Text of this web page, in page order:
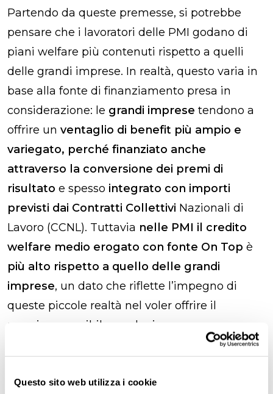
Questo sito web utilizza i cookie
Partendo da queste premesse, si potrebbe
pensare che i lavoratori delle PMI godano di
piani welfare più contenuti rispetto a quelli
delle grandi imprese. In realtà, questo varia in
base alla fonte di finanziamento presa in
considerazione: le grandi imprese tendono a
offrire un ventaglio di benefit più ampio e
variegato, perché finanziato anche
attraverso la conversione dei premi di
risultato e spesso integrato con importi
previsti dai Contratti Collettivi Nazionali di
Lavoro (CCNL). Tuttavia nelle PMI il credito
welfare medio erogato con fonte On Top è
più alto rispetto a quello delle grandi
imprese, un dato che riflette l’impegno di
queste piccole realtà nel voler offrire il
massimo possibile con le risorse a
disposizione. Nello specifico, secondo i dati
toperogato nel 2023 è stato pari a